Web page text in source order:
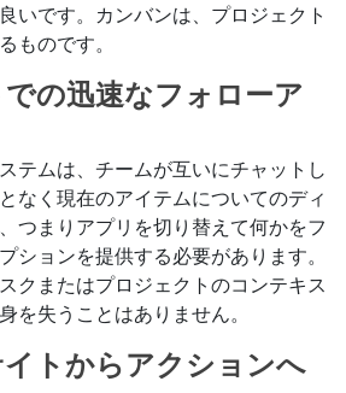
いです。カンバンは、プロジェクト
ものです。
の迅速なフォローア
テムは、チームが互いにチャットし
なく現在のアイテムについてのディ
つまりアプリを切り替えて何かをフ
ションを提供する必要があります。
クまたはプロジェクトのコンテキス
を失うことはありません。
トからアクションへ